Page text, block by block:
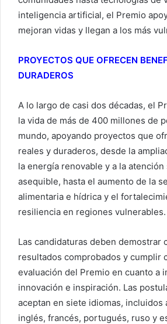
inteligencia artificial, el Premio
mejoran vidas y llegan a los más
PROYECTOS QUE OFRECEN
DURADEROS
A lo largo de casi dos décadas, el
la vida de más de 400 millones de
mundo, apoyando proyectos que
reales y duraderos, desde la
la energía renovable y a la atención
asequible, hasta el aumento de la
alimentaria e hídrica y el
resiliencia en regiones vulnerables.
Las candidaturas deben demostrar
resultados comprobados y cumplir
evaluación del Premio en cuanto a
innovación e inspiración. Las
aceptan en siete idiomas, incluidos
inglés, francés, portugués, ruso y